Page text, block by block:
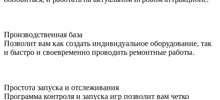
Производственная база
Позволит вам как создать индивидуальное оборудование, так
и быстро и своевременно проводить ремонтные работы.
Простота запуска и отслеживания
Программа контроля и запуска игр позволит вам четко